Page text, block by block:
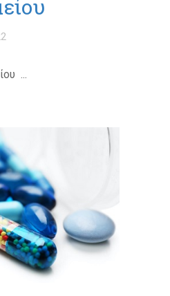
...